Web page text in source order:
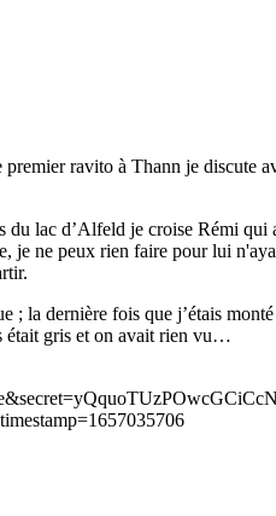
ravito à Thann je discute
du lac d’Alfeld je croise Rémi
je ne peux rien faire pour lui
; la dernière fois que j’étais
était gris et on avait rien vu…